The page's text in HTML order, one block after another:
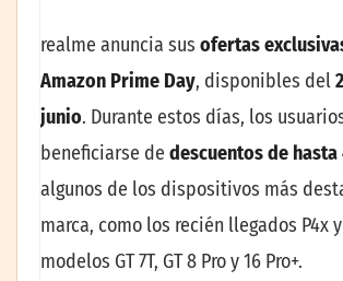
realme anuncia sus ofertas
Amazon Prime Day, disponibles del
junio. Durante estos días, los
beneficiarse de descuentos de
algunos de los dispositivos más
marca, como los recién llegados P4x
modelos GT 7T, GT 8 Pro y 16 Pro+.